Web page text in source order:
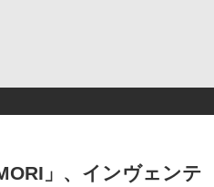
」、インヴェンテ